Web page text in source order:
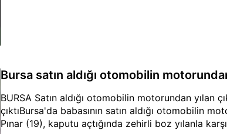
Bursa satın aldığı otomobilin
BURSA Satın aldığı otomobilin motorundan yılan
çıktıBursa'da babasının satın aldığı otomobilin
Pınar (19), kaputu açtığında zehirli boz yılanla